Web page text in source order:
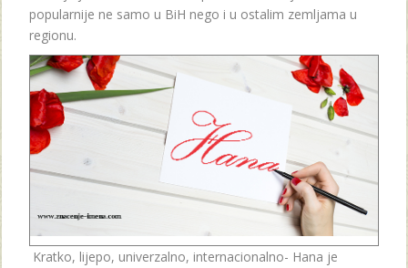
popularnije ne samo u BiH nego i u ostalim zemljama u
regionu.
Kratko, lijepo, univerzalno, internacionalno- Hana je